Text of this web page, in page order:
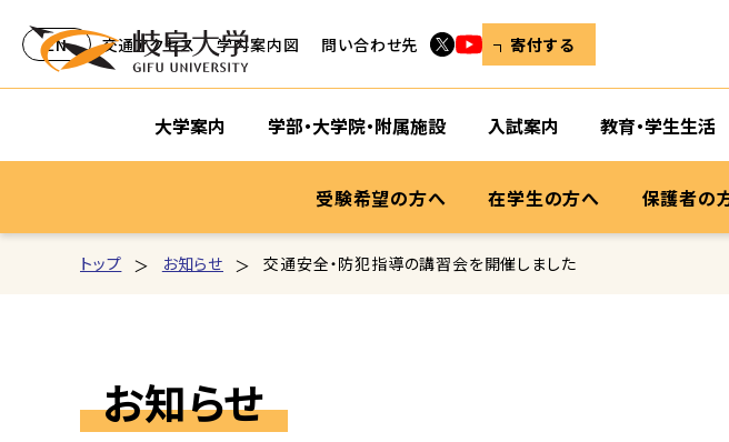
大学案内 学部・大学院・附属施設 入試案内 教育・学生生活
受験希望の方へ 在学生の方へ 保護者の
EN 交通アクセス 学内案内図 問い合わせ先 寄付する
トップ お知らせ 交通安全・防犯指導の講習会を開催しました
お知らせ